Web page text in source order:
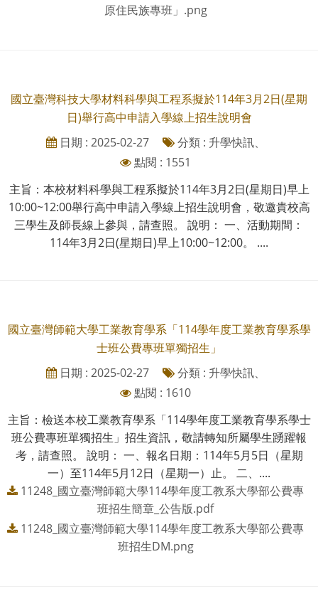
原住民族專班」.png
國立臺灣科技大學材料科學與工程系擬於114年3月2日(星期
日)舉行高中申請入學線上招生說明會
日期 : 2025-02-27
分類 : 升學快訊、
點閱 : 1551
主旨：本校材料科學與工程系擬於114年3月2日(星期日)早上
10:00~12:00舉行高中申請入學線上招生說明會，敬邀貴校高
三學生及師長線上參與，請查照。 說明： 一、活動期間：
114年3月2日(星期日)早上10:00~12:00。 ....
國立臺灣師範大學工業教育學系「114學年度工業教育學系學
士班公費專班單獨招生」
日期 : 2025-02-27
分類 : 升學快訊、
點閱 : 1610
主旨：檢送本校工業教育學系「114學年度工業教育學系學士
班公費專班單獨招生」招生資訊，敬請轉知所屬學生踴躍報
考，請查照。 說明： 一、報名日期：114年5月5日（星期
一）至114年5月12日（星期一）止。 二、....
11248_國立臺灣師範大學114學年度工教系大學部公費專
班招生簡章_公告版.pdf
11248_國立臺灣師範大學114學年度工教系大學部公費專
班招生DM.png